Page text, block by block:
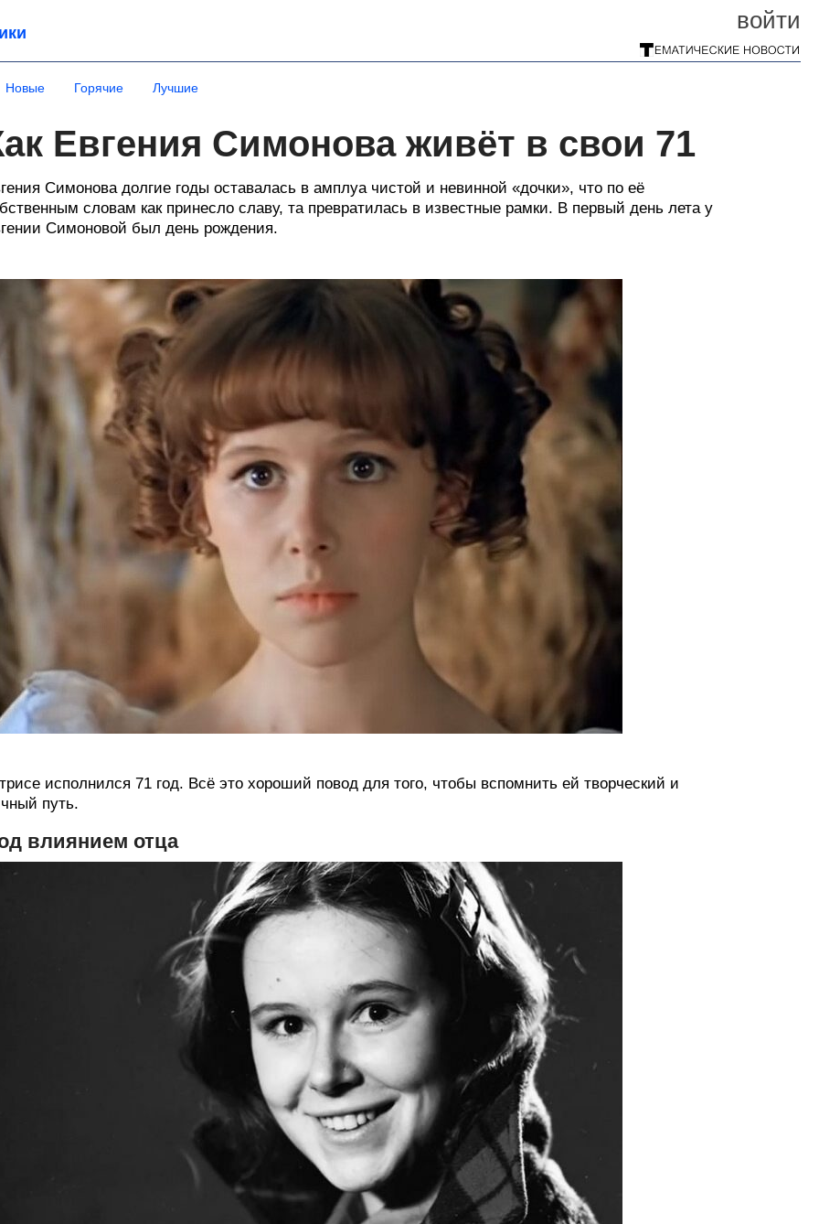
войти
Новые Горячие Лучшие
Евгения Симонова живёт в свои 71
Симонова долгие годы оставалась в амплуа чистой и невинной «дочки», что по её
словам как принесло славу, та превратилась в известные рамки. В первый день лета у
Симоновой был день рождения.
исполнился 71 год. Всё это хороший повод для того, чтобы вспомнить ей творческий и
путь.
влиянием отца